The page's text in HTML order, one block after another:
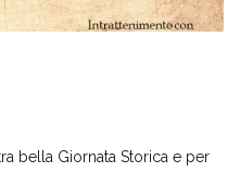
bella Giornata Storica e per